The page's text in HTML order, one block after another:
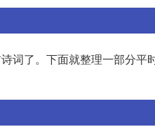
词了。下面就整理一部分平